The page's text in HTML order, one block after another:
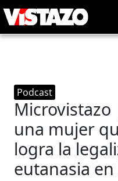
Podcast
Microvistazo
una mujer
logra la
eutanasia